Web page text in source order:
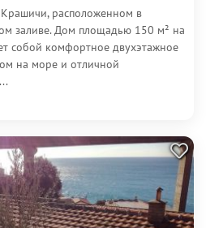
расположенном в
заливе. Дом площадью 150 м² на
собой комфортное двухэтажное
на море и отличной